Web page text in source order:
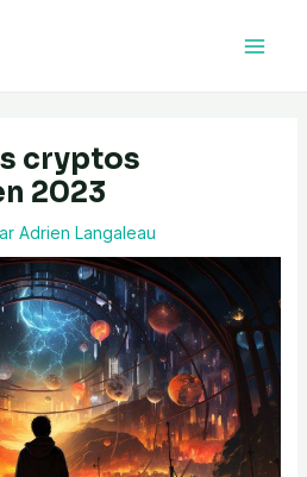
cryptos
2023
Adrien Langaleau